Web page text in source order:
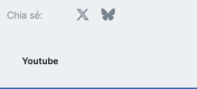
Chia sẻ: Facebook Bluesky
Youtube